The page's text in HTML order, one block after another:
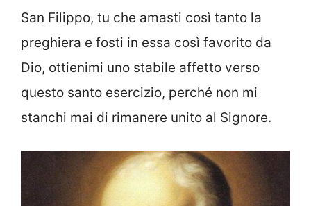
San Filippo, tu che amasti così tanto la
preghiera e fosti in essa così favorito da
Dio, ottienimi uno stabile affetto verso
questo santo esercizio, perché non mi
stanchi mai di rimanere unito al Signore.